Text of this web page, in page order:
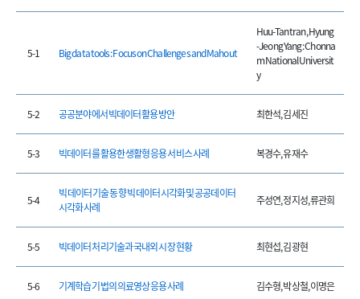
5-1 Big data tools : Focus on Challenges and Mahout
Huu-Tan tran, Hyung
-Jeong Yang : Chonna
m National Universit
y
5-2 공공분야에서 빅데이터 활용방안 최한석, 김세진
5-3 빅데이터를 활용한 생활형 응용 서비스 사례 복경수, 유재수
5-4
빅 데이터 기술 동향 빅 데이터 시각화 및 공공데이터
시각화 사례
주성연, 정지성, 류관희
5-5 빅데이터 처리기술과 국내외 시장 현황 최현섭, 김광현
5-6 기계학습 기법의 의료영상 응용사례 김수형, 박상철, 이명은